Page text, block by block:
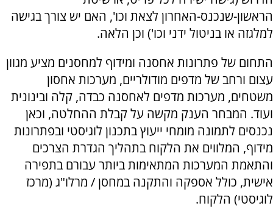
הראשון-שנכנס-האחרון לצאת וכו', האם יש צורך בגישה
למלגזה או בניטול ידני וכו') וכן הלאה.
התחום של פתרונות אחסנה ומידוף למחסנים מציע מגוון
עצום ורחב של מדפים מודולריים, מערכות אחסון
משטחים, מערכות מדפים לאחסנה כבדה, קלה ובינונית
ועוד. המבחר הענק מקשה על קבלת ההחלטה, וכאן
נכנסים לתמונה מומחי ייעוץ בתכנון לוגיסטי ובפתרונות
מידוף, המלווים את הלקוח בתהליך הגדרת הצרכים
והתאמת המערכות המתאימות ביותר עבורם בתפירה
אישית, כולל אספקה והתקנה במחסן / מרלו"ג (מרכז
לוגיסטי) הלקוח.